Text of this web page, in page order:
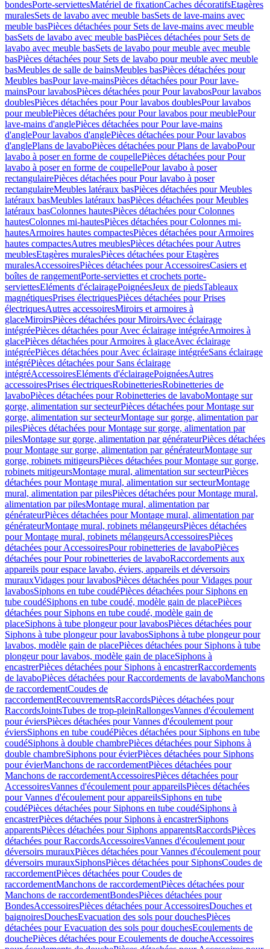
bondesPorte-serviettesMatériel de fixationCaches décoratifsEtagères
muralesSets de lavabo avec meuble basSets de lave-mains avec
meuble basPièces détachées pour Sets de lave-mains avec meuble
basSets de lavabo avec meuble basPièces détachées pour Sets de
lavabo avec meuble basSets de lavabo pour meuble avec meuble
basPièces détachées pour Sets de lavabo pour meuble avec meuble
basMeubles de salle de bainsMeubles basPièces détachées pour
Meubles basPour lave-mainsPièces détachées pour Pour lave-
mainsPour lavabosPièces détachées pour Pour lavabosPour lavabos
doublesPièces détachées pour Pour lavabos doublesPour lavabos
pour meublePièces détachées pour Pour lavabos pour meublePour
lave-mains d'anglePièces détachées pour Pour lave-mains
d'anglePour lavabos d'anglePièces détachées pour Pour lavabos
d'anglePlans de lavaboPièces détachées pour Plans de lavaboPour
lavabo à poser en forme de coupellePièces détachées pour Pour
lavabo à poser en forme de coupellePour lavabo à poser
rectangulairePièces détachées pour Pour lavabo à poser
rectangulaireMeubles latéraux basPièces détachées pour Meubles
latéraux basMeubles latéraux basPièces détachées pour Meubles
latéraux basColonnes hautesPièces détachées pour Colonnes
hautesColonnes mi-hautesPièces détachées pour Colonnes mi-
hautesArmoires hautes compactesPièces détachées pour Armoires
hautes compactesAutres meublesPièces détachées pour Autres
meublesEtagères muralesPièces détachées pour Etagères
muralesAccessoiresPièces détachées pour AccessoiresCasiers et
boîtes de rangementPorte-serviettes et crochets porte-
serviettesEléments d'éclairagePoignéesJeux de piedsTableaux
magnétiquesPrises électriquesPièces détachées pour Prises
électriquesAutres accessoiresMiroirs et armoires à
glaceMiroirsPièces détachées pour MiroirsAvec éclairage
intégréePièces détachées pour Avec éclairage intégréeArmoires à
glacePièces détachées pour Armoires à glaceAvec éclairage
intégréePièces détachées pour Avec éclairage intégréeSans éclairage
intégréPièces détachées pour Sans éclairage
intégréAccessoiresEléments d'éclairagePoignéesAutres
accessoiresPrises électriquesRobinetteriesRobinetteries de
lavaboPièces détachées pour Robinetteries de lavaboMontage sur
gorge, alimentation sur secteurPièces détachées pour Montage sur
gorge, alimentation sur secteurMontage sur gorge, alimentation par
pilesPièces détachées pour Montage sur gorge, alimentation par
pilesMontage sur gorge, alimentation par générateurPièces détachées
pour Montage sur gorge, alimentation par générateurMontage sur
gorge, robinets mitigeursPièces détachées pour Montage sur gorge,
robinets mitigeursMontage mural, alimentation sur secteurPièces
détachées pour Montage mural, alimentation sur secteurMontage
mural, alimentation par pilesPièces détachées pour Montage mural,
alimentation par pilesMontage mural, alimentation par
générateurPièces détachées pour Montage mural, alimentation par
générateurMontage mural, robinets mélangeursPièces détachées
pour Montage mural, robinets mélangeursAccessoiresPièces
détachées pour AccessoiresPour robinetteries de lavaboPièces
détachées pour Pour robinetteries de lavaboRaccordements aux
appareils pour espace lavabo, éviers, appareils et déversoirs
murauxVidages pour lavabosPièces détachées pour Vidages pour
lavabosSiphons en tube coudéPièces détachées pour Siphons en
tube coudéSiphons en tube coudé, modèle gain de placePièces
détachées pour Siphons en tube coudé, modèle gain de
placeSiphons à tube plongeur pour lavabosPièces détachées pour
Siphons à tube plongeur pour lavabosSiphons à tube plongeur pour
lavabos, modèle gain de placePièces détachées pour Siphons à tube
plongeur pour lavabos, modèle gain de placeSiphons à
encastrerPièces détachées pour Siphons à encastrerRaccordements
de lavaboPièces détachées pour Raccordements de lavaboManchons
de raccordementCoudes de
raccordementRecouvrementsRaccordsPièces détachées pour
RaccordsJointsTubes de trop-pleinRallongesVannes d'écoulement
pour éviersPièces détachées pour Vannes d'écoulement pour
éviersSiphons en tube coudéPièces détachées pour Siphons en tube
coudéSiphons à double chambrePièces détachées pour Siphons à
double chambreSiphons pour évierPièces détachées pour Siphons
pour évierManchons de raccordementPièces détachées pour
Manchons de raccordementAccessoiresPièces détachées pour
AccessoiresVannes d'écoulement pour appareilsPièces détachées
pour Vannes d'écoulement pour appareilsSiphons en tube
coudéPièces détachées pour Siphons en tube coudéSiphons à
encastrerPièces détachées pour Siphons à encastrerSiphons
apparentsPièces détachées pour Siphons apparentsRaccordsPièces
détachées pour RaccordsAccessoiresVannes d'écoulement pour
déversoirs murauxPièces détachées pour Vannes d'écoulement pour
déversoirs murauxSiphonsPièces détachées pour SiphonsCoudes de
raccordementPièces détachées pour Coudes de
raccordementManchons de raccordementPièces détachées pour
Manchons de raccordementBondesPièces détachées pour
BondesAccessoiresPièces détachées pour AccessoiresDouches et
baignoiresDouchesEvacuation des sols pour douchesPièces
détachées pour Evacuation des sols pour douchesEcoulements de
douchePièces détachées pour Ecoulements de doucheAccessoires